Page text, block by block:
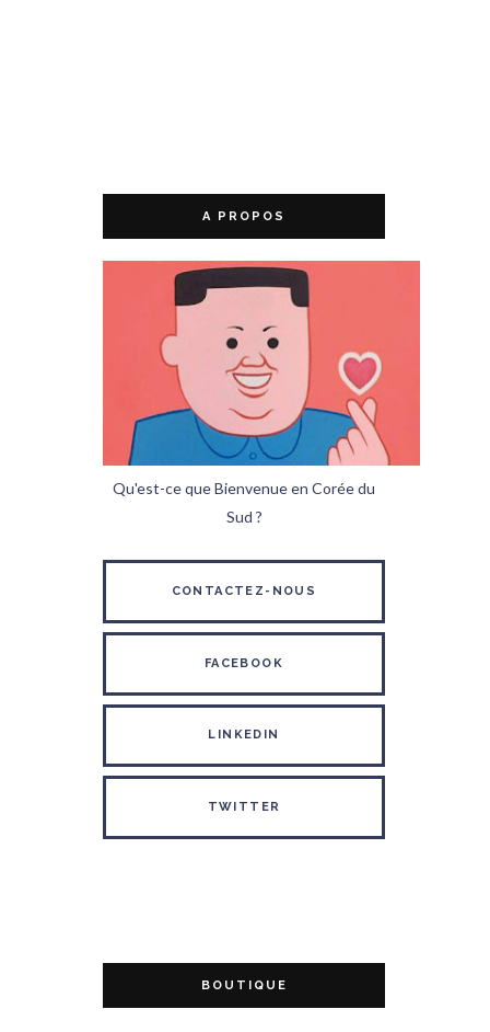
A PROPOS
Qu'est-ce que Bienvenue en Corée du
Sud ?
CONTACTEZ-NOUS
FACEBOOK
LINKEDIN
TWITTER
BOUTIQUE